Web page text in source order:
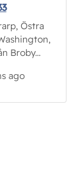
Östra
Broby...
ago